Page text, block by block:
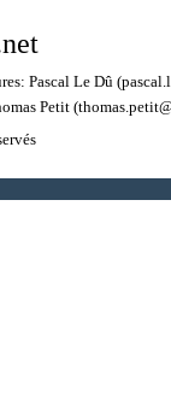
Pascal Le Dû
Petit